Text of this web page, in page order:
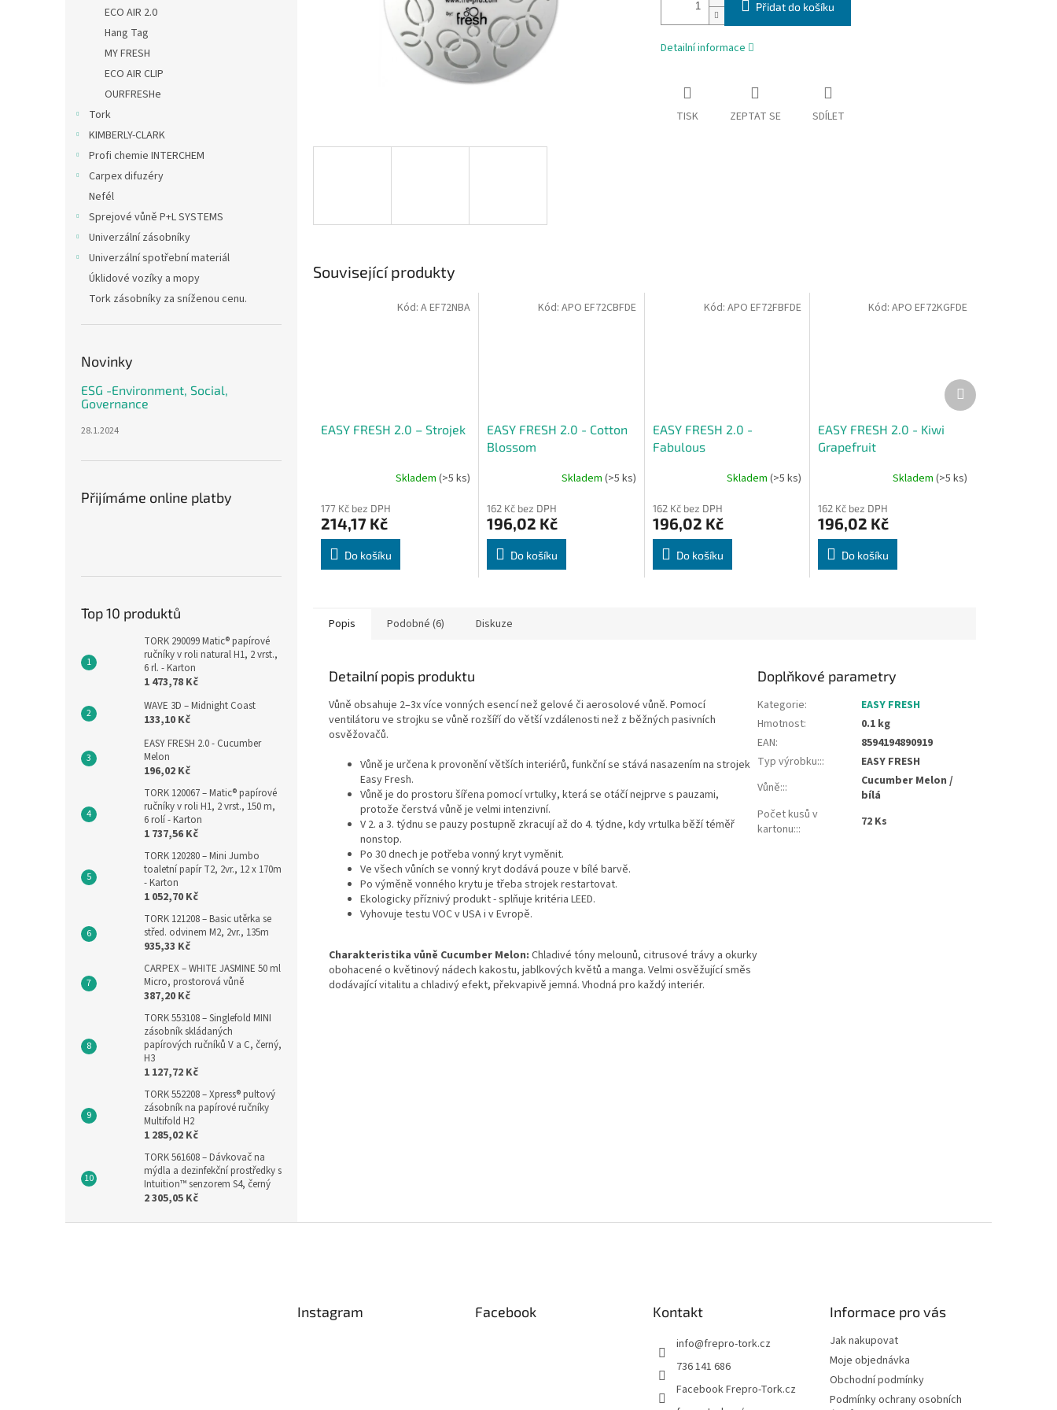
ECO AIR 2.0
Hang Tag
MY FRESH
ECO AIR CLIP
OURFRESHe
Tork
KIMBERLY-CLARK
Profi chemie INTERCHEM
Carpex difuzéry
Nefél
Sprejové vůně P+L SYSTEMS
Univerzální zásobníky
Univerzální spotřební materiál
Úklidové vozíky a mopy
Tork zásobníky za sníženou cenu.
Novinky
ESG -Environment, Social,
Governance
28.1.2024
Přijímáme online platby
Top 10 produktů
TORK 290099 Matic® papírové
ručníky v roli natural H1, 2 vrst.,
6 rl. - Karton
1 473,78 Kč
WAVE 3D – Midnight Coast
133,10 Kč
EASY FRESH 2.0 - Cucumber
Melon
196,02 Kč
TORK 120067 – Matic® papírové
ručníky v roli H1, 2 vrst., 150 m,
6 rolí - Karton
1 737,56 Kč
TORK 120280 – Mini Jumbo
toaletní papír T2, 2vr., 12 x 170m
- Karton
1 052,70 Kč
TORK 121208 – Basic utěrka se
střed. odvinem M2, 2vr., 135m
935,33 Kč
CARPEX – WHITE JASMINE 50 ml
Micro, prostorová vůně
387,20 Kč
TORK 553108 – Singlefold MINI
zásobník skládaných
papírových ručníků V a C, černý,
H3
1 127,72 Kč
TORK 552208 – Xpress® pultový
zásobník na papírové ručníky
Multifold H2
1 285,02 Kč
TORK 561608 – Dávkovač na
mýdla a dezinfekční prostředky s
Intuition™ senzorem S4, černý
2 305,05 Kč
Přidat do košíku
Detailní informace
TISK ZEPTAT SE SDÍLET
Související produkty
EASY FRESH 2.0 – Strojek
Skladem (>5 ks)
177 Kč bez DPH
214,17 Kč
Do košíku
Kód: A EF72NBA
EASY FRESH 2.0 - Cotton
Blossom
Skladem (>5 ks)
162 Kč bez DPH
196,02 Kč
Do košíku
Kód: APO EF72CBFDE
EASY FRESH 2.0 -
Fabulous
Skladem(>5 ks)
162 Kč bez DPH
196,02 Kč
Do košíku
Kód:APO EF72FBFDE
EASY FRESH 2.0 - Kiwi
Grapefruit
Skladem (>5 ks)
162 Kč bez DPH
196,02 Kč
Do košíku
Kód: APO EF72KGFDE
Další
produkt
Popis Podobné (6) Diskuze
Detailní popis produktu
Vůně obsahuje 2–3x více vonných esencí než gelové či aerosolové vůně. Pomocí
ventilátoru ve strojku se vůně rozšíří do větší vzdálenosti než z běžných pasivních
osvěžovačů.
Vůně je určena k provonění větších interiérů, funkční se stává nasazením na strojek
Easy Fresh.
Vůně je do prostoru šířena pomocí vrtulky, která se otáčí nejprve s pauzami,
protože čerstvá vůně je velmi intenzivní.
V 2. a 3. týdnu se pauzy postupně zkracují až do 4. týdne, kdy vrtulka běží téměř
nonstop.
Po 30 dnech je potřeba vonný kryt vyměnit.
Ve všech vůních se vonný kryt dodává pouze v bílé barvě.
Po výměně vonného krytu je třeba strojek restartovat.
Ekologicky příznivý produkt - splňuje kritéria LEED.
Vyhovuje testu VOC v USA i v Evropě.
Charakteristika vůně Cucumber Melon: Chladivé tóny melounů, citrusové trávy a okurky
obohacené o květinový nádech kakostu, jablkových květů a manga. Velmi osvěžující směs
dodávající vitalitu a chladivý efekt, překvapivě jemná. Vhodná pro každý interiér.
Doplňkové parametry
Kategorie:
EASY FRESH
Hmotnost:
0.1 kg
EAN:
8594194890919
Typ výrobku:::
EASY FRESH
Vůně:::
Cucumber Melon /
bílá
Počet kusů v
kartonu::: 72 Ks
Instagram Facebook Kontakt
info@frepro-tork.cz
736 141 686
Facebook Frepro-Tork.cz
Informace pro vás
Jak nakupovat
Moje objednávka
Obchodní podmínky
Podmínky ochrany osobních